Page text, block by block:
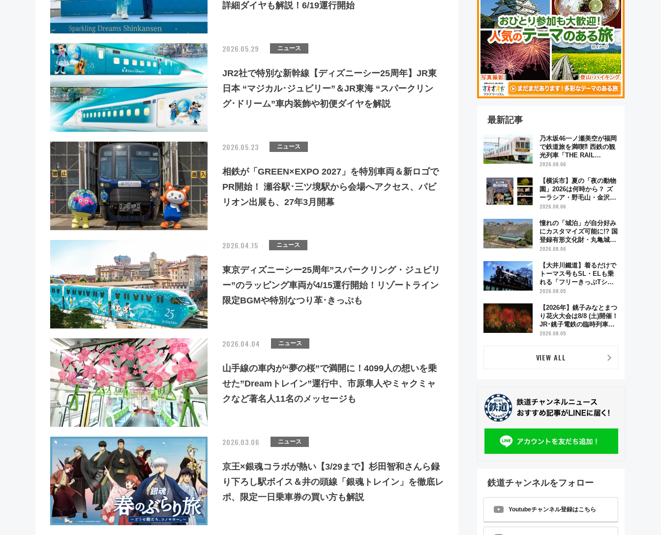
詳細ダイヤも解説！6/19運行開始
2026.05.29 ニュース
JR2社で特別な新幹線【ディズニーシー25周年】JR東
日本 “マジカル･ジュビリー”＆JR東海 “スパークリン
グ･ドリーム”車内装飾や初便ダイヤを解説
2026.05.23 ニュース
相鉄が「GREEN×EXPO 2027」を特別車両＆新ロゴで
PR開始！ 瀬谷駅･三ツ境駅から会場へアクセス、パビ
リオン出展も、27年3月開幕
2026.04.15 ニュース
東京ディズニーシー25周年”スパークリング・ジュビリ
ー”のラッピング車両が4/15運行開始！リゾートライン
限定BGMや特別なつり革･きっぷも
2026.04.04 ニュース
山手線の車内が“夢の桜”で満開に！4099人の想いを乗
せた”Dreamトレイン”運行中、市原隼人やミャクミャ
クなど著名人11名のメッセージも
2026.03.06 ニュース
京王×銀魂コラボが熱い【3/29まで】杉田智和さんら録
り下ろし駅ボイス＆井の頭線「銀魂トレイン」を徹底レ
ポ、限定一日乗車券の買い方も解説
最新記事
乃木坂46一ノ瀬美空が福岡
で鉄道旅を満喫⁈ 西鉄の観
光列車「THE RAIL
KITCHEN CHIKUGO」で巡
YouTubeが公開に
2026.08.06
【横浜市】夏の「夜の動物
園」2026は何時から？ ズ
ーラシア・野毛山・金沢の
電車アクセスや見どころ、
2026.08.06
憧れの「城泊」が自分好み
にカスタマイズ可能に!? 国
登録有形文化財・丸亀城
「延寿閣別館」にオーダー
生！
2026.08.06
【大井川鐵道】着るだけで
トーマス号もSL・ELも乗
れる「フリーきっぷTシャ
ツ」8月6日より受注販売
2026.08.05
【2026年】銚子みなとまつ
り花火大会は8/8 (土)開催！
JR･銚子電鉄の臨時列車や
アクセス情報、利根川に咲
2026.08.05
VIEW ALL
鉄道チャンネルをフォロー
Youtubeチャンネル登録はこちら